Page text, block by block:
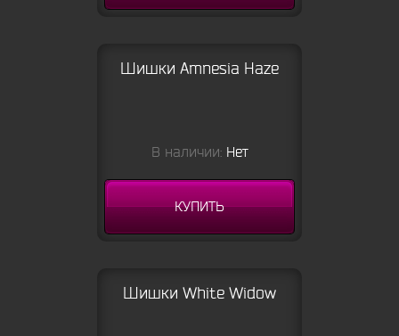
Шишки Amnesia Haze
В наличии: Нет
КУПИТЬ
Шишки White Widow